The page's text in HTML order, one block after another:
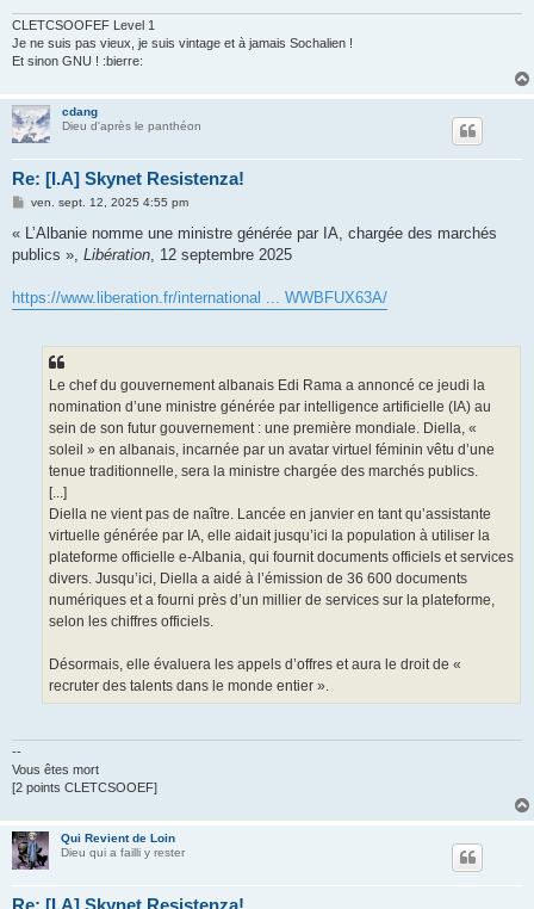
CLETCSOOFEF Level 1
Je ne suis pas vieux, je suis vintage et à jamais Sochalien !
Et sinon GNU ! :bierre:
cdang
Dieu d'après le panthéon
Re: [I.A] Skynet Resistenza!
M
s
a
ven. sept. 12, 2025 4:55 pm
« L’Albanie nomme une ministre générée par IA, chargée des marchés
publics », Libération , 12 septembre 2025
https://www.liberation.fr/international ... WWBFUX63A/
Le chef du gouvernement albanais Edi Rama a annoncé ce jeudi la
nomination d’une ministre générée par intelligence artificielle (IA) au
sein de son futur gouvernement : une première mondiale. Diella, «
soleil » en albanais, incarnée par un avatar virtuel féminin vêtu d’une
tenue traditionnelle, sera la ministre chargée des marchés publics.
[...]
Diella ne vient pas de naître. Lancée en janvier en tant qu’assistante
virtuelle générée par IA, elle aidait jusqu’ici la population à utiliser la
plateforme officielle e-Albania, qui fournit documents officiels et services
divers. Jusqu’ici, Diella a aidé à l’émission de 36 600 documents
numériques et a fourni près d’un millier de services sur la plateforme,
selon les chiffres officiels.
Désormais, elle évaluera les appels d’offres et aura le droit de «
recruter des talents dans le monde entier ».
--
Vous êtes mort
[2 points CLETCSOOEF]
Qui Revient de Loin
Dieu qui a failli y rester